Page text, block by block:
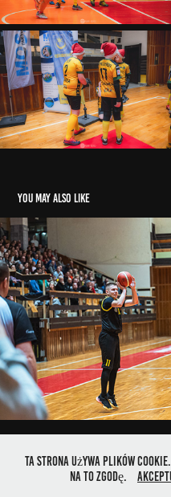
You may also like
Siarka Tarnobrzeg -
Ta strona używa plików
na to zgodę.